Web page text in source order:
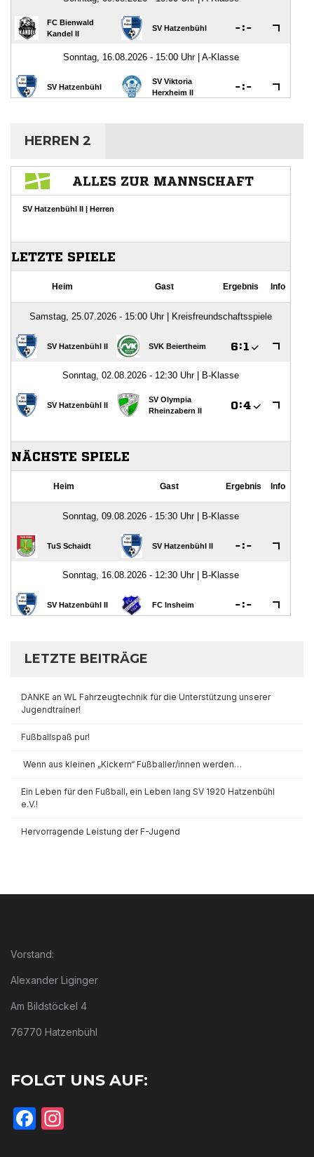
HERREN 2
LETZTE BEITRÄGE
DANKE an WL Fahrzeugtechnik für die Unterstützung unserer
Jugendtrainer!
Fußballspaß pur!
Wenn aus kleinen „Kickern“ Fußballer/innen werden…
Ein Leben für den Fußball, ein Leben lang SV 1920 Hatzenbühl
e.V.!
Hervorragende Leistung der F-Jugend
Vorstand:
Alexander Liginger
Am Bildstöckel 4
76770 Hatzenbühl
FOLGT UNS AUF:
Facebook